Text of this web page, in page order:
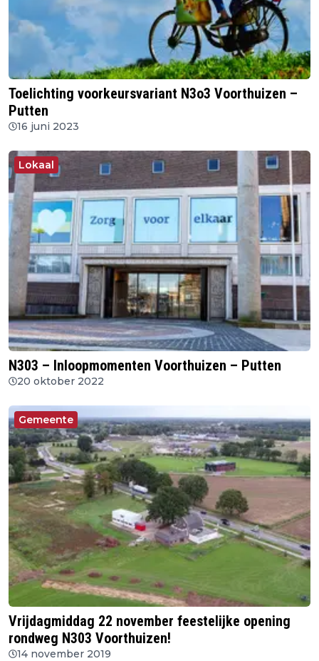
Toelichting voorkeursvariant N3o3 Voorthuizen –
Putten
16 juni 2023
Lokaal
N303 – Inloopmomenten Voorthuizen – Putten
20 oktober 2022
Gemeente
Vrijdagmiddag 22 november feestelijke opening
rondweg N303 Voorthuizen!
14 november 2019